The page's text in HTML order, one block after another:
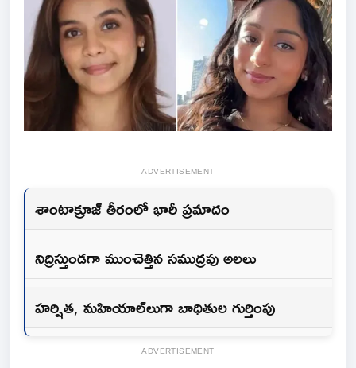
ADVERTISEMENT
శాంటాక్రూజ్ తీరంలో భారీ ప్రమాదం
నిద్రిస్తుండగా ముంచెత్తిన సముద్రపు అలలు
హర్షిత, మహియాల్‌లుగా బాధితుల గుర్తింపు
ADVERTISEMENT